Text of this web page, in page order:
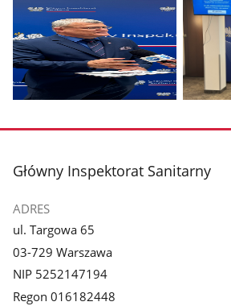
zdjęcie
1
z
galerii.
zdjęcie
2
z
galerii.
zdjęcie
galerii.
zdjęcie
galerii.
stopka
Główny Inspektorat Sanitarny
ADRES
ul. Targowa 65
03-729 Warszawa
NIP 5252147194
Regon 016182448